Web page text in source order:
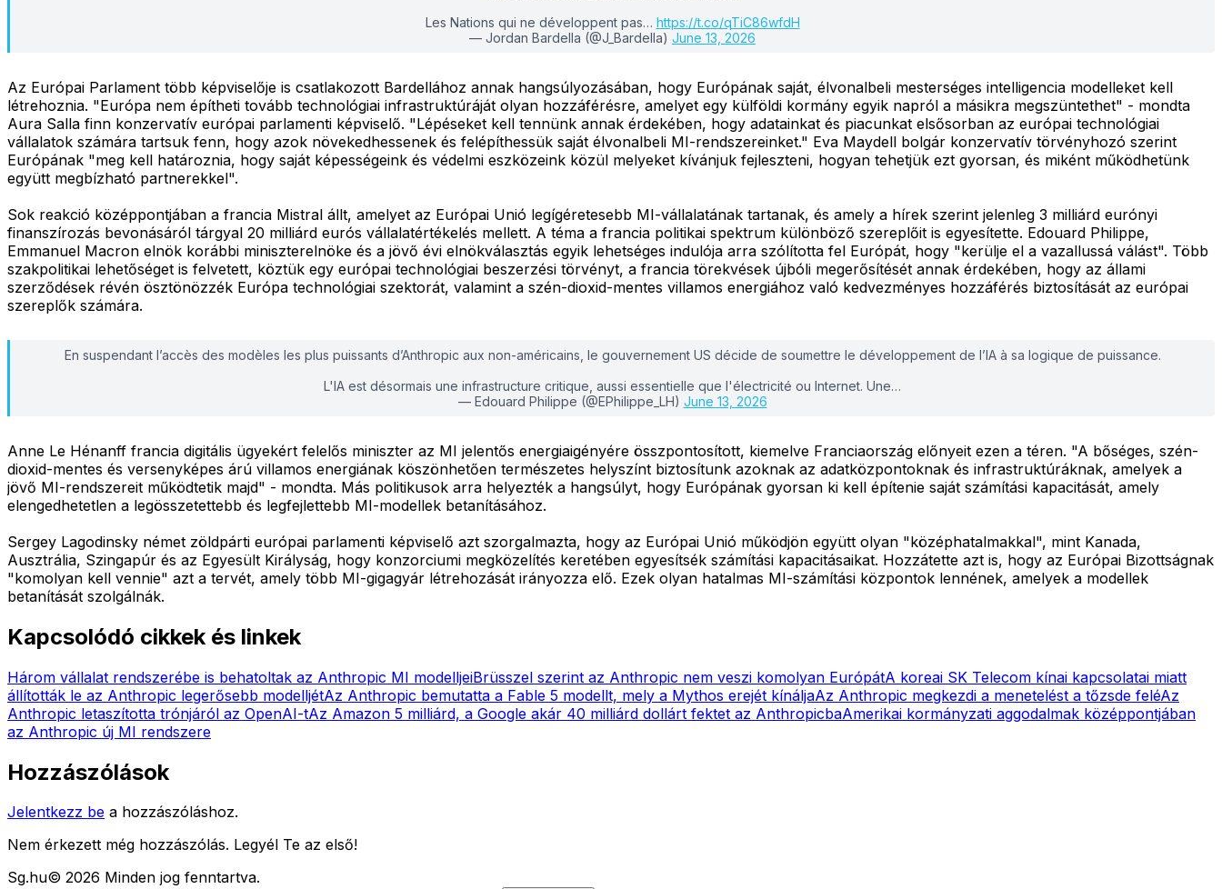
Les Nations qui ne développent pas… https://t.co/qTiC86wfdH
— Jordan Bardella (@J_Bardella) June 13, 2026
Az Európai Parlament több képviselője is csatlakozott Bardellához annak hangsúlyozásában, hogy Európának saját, élvonalbeli mesterséges intelligencia modelleket kell
létrehoznia. "Európa nem építheti tovább technológiai infrastruktúráját olyan hozzáférésre, amelyet egy külföldi kormány egyik napról a másikra megszüntethet" - mondta
Aura Salla finn konzervatív európai parlamenti képviselő. "Lépéseket kell tennünk annak érdekében, hogy adatainkat és piacunkat elsősorban az európai technológiai
vállalatok számára tartsuk fenn, hogy azok növekedhessenek és felépíthessük saját élvonalbeli MI-rendszereinket." Eva Maydell bolgár konzervatív törvényhozó szerint
Európának "meg kell határoznia, hogy saját képességeink és védelmi eszközeink közül melyeket kívánjuk fejleszteni, hogyan tehetjük ezt gyorsan, és miként működhetünk
együtt megbízható partnerekkel".
Sok reakció középpontjában a francia Mistral állt, amelyet az Európai Unió legígéretesebb MI-vállalatának tartanak, és amely a hírek szerint jelenleg 3 milliárd eurónyi
finanszírozás bevonásáról tárgyal 20 milliárd eurós vállalatértékelés mellett. A téma a francia politikai spektrum különböző szereplőit is egyesítette. Edouard Philippe,
Emmanuel Macron elnök korábbi miniszterelnöke és a jövő évi elnökválasztás egyik lehetséges indulója arra szólította fel Európát, hogy "kerülje el a vazallussá válást". Több
szakpolitikai lehetőséget is felvetett, köztük egy európai technológiai beszerzési törvényt, a francia törekvések újbóli megerősítését annak érdekében, hogy az állami
szerződések révén ösztönözzék Európa technológiai szektorát, valamint a szén-dioxid-mentes villamos energiához való kedvezményes hozzáférés biztosítását az európai
szereplők számára.
En suspendant l’accès des modèles les plus puissants d’Anthropic aux non-américains, le gouvernement US décide de soumettre le développement de l’IA à sa logique de puissance.
L'IA est désormais une infrastructure critique, aussi essentielle que l'électricité ou Internet. Une…
— Edouard Philippe (@EPhilippe_LH) June 13, 2026
Anne Le Hénanff francia digitális ügyekért felelős miniszter az MI jelentős energiaigényére összpontosított, kiemelve Franciaország előnyeit ezen a téren. "A bőséges, szén-
dioxid-mentes és versenyképes árú villamos energiának köszönhetően természetes helyszínt biztosítunk azoknak az adatközpontoknak és infrastruktúráknak, amelyek a
jövő MI-rendszereit működtetik majd" - mondta. Más politikusok arra helyezték a hangsúlyt, hogy Európának gyorsan ki kell építenie saját számítási kapacitását, amely
elengedhetetlen a legösszetettebb és legfejlettebb MI-modellek betanításához.
Sergey Lagodinsky német zöldpárti európai parlamenti képviselő azt szorgalmazta, hogy az Európai Unió működjön együtt olyan "középhatalmakkal", mint Kanada,
Ausztrália, Szingapúr és az Egyesült Királyság, hogy konzorciumi megközelítés keretében egyesítsék számítási kapacitásaikat. Hozzátette azt is, hogy az Európai Bizottságnak
"komolyan kell vennie" azt a tervét, amely több MI-gigagyár létrehozását irányozza elő. Ezek olyan hatalmas MI-számítási központok lennének, amelyek a modellek
betanítását szolgálnák.
Kapcsolódó cikkek és linkek
Három vállalat rendszerébe is behatoltak az Anthropic MI modelljeiBrüsszel szerint az Anthropic nem veszi komolyan EurópátA koreai SK Telecom kínai kapcsolatai miatt
állították le az Anthropic legerősebb modelljétAz Anthropic bemutatta a Fable 5 modellt, mely a Mythos erejét kínáljaAz Anthropic megkezdi a menetelést a tőzsde feléAz
Anthropic letaszította trónjáról az OpenAI-tAz Amazon 5 milliárd, a Google akár 40 milliárd dollárt fektet az AnthropicbaAmerikai kormányzati aggodalmak középpontjában
az Anthropic új MI rendszere
Hozzászólások
Jelentkezz be a hozzászóláshoz.
Nem érkezett még hozzászólás. Legyél Te az első!
Sg.hu© 2026 Minden jog fenntartva.